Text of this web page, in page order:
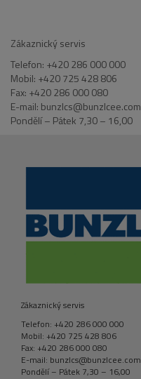
Zákaznický servis
Telefon: +420 286 000 000
Mobil: +420 725 428 806
Fax: +420 286 000 080
E-mail: bunzlcs@bunzlcee.com
Pondělí – Pátek 7,30 – 16,00
Zákaznický servis
Telefon: +420 286 000 000
Mobil: +420 725 428 806
Fax: +420 286 000 080
E-mail: bunzlcs@bunzlcee.com
Pondělí – Pátek 7,30 – 16,00